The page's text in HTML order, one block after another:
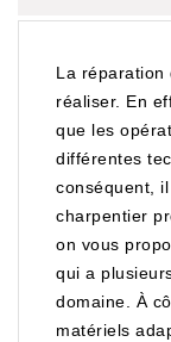
La réparation
réaliser. En
que les
différentes
conséquent,
charpentier
on vous
qui a
domaine. À
matériels